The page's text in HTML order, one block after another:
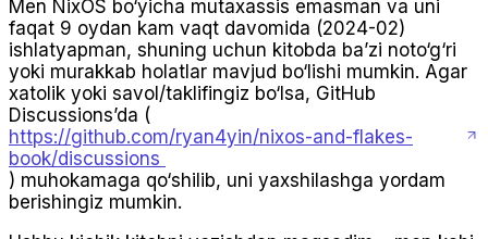
Men NixOS bo‘yicha mutaxassis emasman va uni
faqat 9 oydan kam vaqt davomida (2024-02)
ishlatyapman, shuning uchun kitobda ba’zi noto‘g‘ri
yoki murakkab holatlar mavjud bo‘lishi mumkin. Agar
xatolik yoki savol/taklifingiz bo‘lsa, GitHub
Discussions’da (
https://github.com/ryan4yin/nixos-and-flakes-
book/discussions
) muhokamaga qo‘shilib, uni yaxshilashga yordam
berishingiz mumkin.